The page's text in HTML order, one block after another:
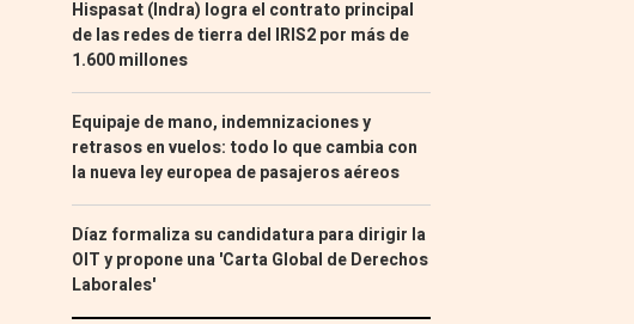
Hispasat (Indra) logra el contrato principal
de las redes de tierra del IRIS2 por más de
1.600 millones
Equipaje de mano, indemnizaciones y
retrasos en vuelos: todo lo que cambia con
la nueva ley europea de pasajeros aéreos
Díaz formaliza su candidatura para dirigir la
OIT y propone una 'Carta Global de Derechos
Laborales'